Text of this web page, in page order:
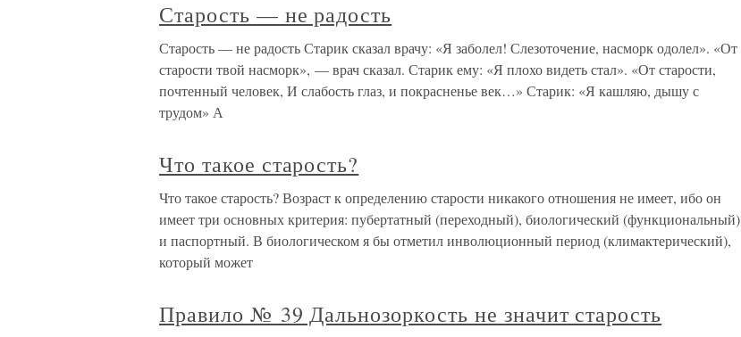
Старость — не радость
Старость — не радость Старик сказал врачу: «Я заболел! Слезоточение, насморк одолел». «От
старости твой насморк», — врач сказал. Старик ему: «Я плохо видеть стал». «От старости,
почтенный человек, И слабость глаз, и покрасненье век…» Старик: «Я кашляю, дышу с
трудом» А
Что такое старость?
Что такое старость? Возраст к определению старости никакого отношения не имеет, ибо он
имеет три основных критерия: пубертатный (переходный), биологический (функциональный)
и паспортный. В биологическом я бы отметил инволюционный период (климактерический),
который может
Правило № 39 Дальнозоркость не значит старость